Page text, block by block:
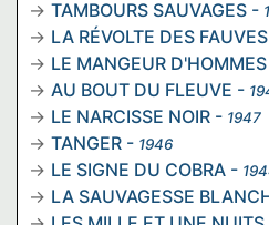
TAMBOURS SAUVAGES -
LA RÉVOLTE DES FAUVES
LE MANGEUR D'HOMMES
AU BOUT DU FLEUVE -
LE NARCISSE NOIR - 1947
TANGER - 1946
LE SIGNE DU COBRA -
LA SAUVAGESSE